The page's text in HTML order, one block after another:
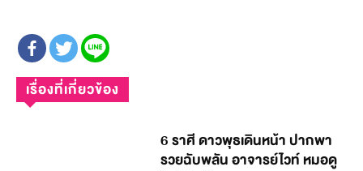
เรื่องที่เกี่ยวข้อง
6 ราศี ดาวพุธเดินหน้า ปากพา
รวยฉับพลัน อาจารย์ไวท์ หมอดู